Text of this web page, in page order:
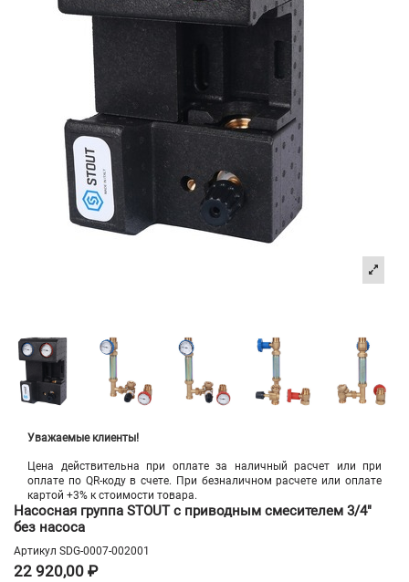
Уважаемые клиенты!
Цена действительна при оплате за наличный расчет или при
оплате по QR-коду в счете. При безналичном расчете или оплате
картой +3% к стоимости товара.
Насосная группа STOUT с приводным смесителем 3/4"
без насоса
Артикул SDG-0007-002001
22 920,00 ₽